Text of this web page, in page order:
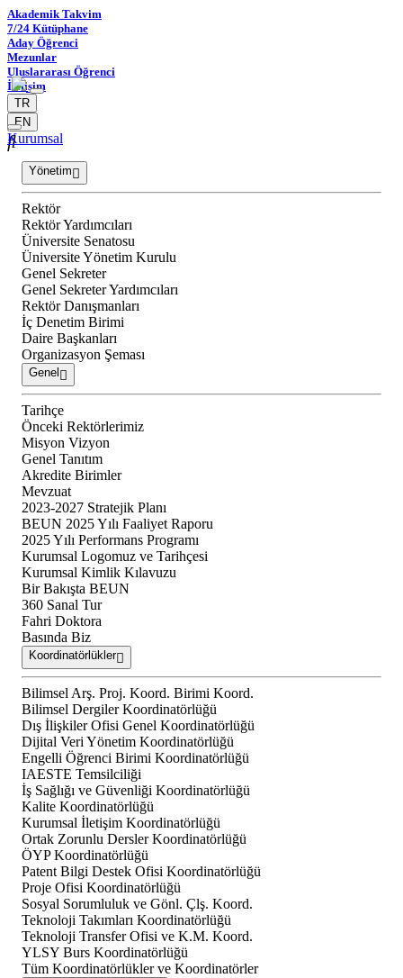
Akademik Takvim
7/24 Kütüphane
Aday Öğrenci
Mezunlar
Uluslararası Öğrenci
İletişim
TR
EN
Kurumsal
Yönetim
Rektör
Rektör Yardımcıları
Üniversite Senatosu
Üniversite Yönetim Kurulu
Genel Sekreter
Genel Sekreter Yardımcıları
Rektör Danışmanları
İç Denetim Birimi
Daire Başkanları
Organizasyon Şeması
Genel
Tarihçe
Önceki Rektörlerimiz
Misyon Vizyon
Genel Tanıtım
Akredite Birimler
Mevzuat
2023-2027 Stratejik Planı
BEUN 2025 Yılı Faaliyet Raporu
2025 Yılı Performans Programı
Kurumsal Logomuz ve Tarihçesi
Kurumsal Kimlik Kılavuzu
Bir Bakışta BEUN
360 Sanal Tur
Fahri Doktora
Basında Biz
Koordinatörlükler
Bilimsel Arş. Proj. Koord. Birimi Koord.
Bilimsel Dergiler Koordinatörlüğü
Dış İlişkiler Ofisi Genel Koordinatörlüğü
Dijital Veri Yönetim Koordinatörlüğü
Engelli Öğrenci Birimi Koordinatörlüğü
IAESTE Temsilciliği
İş Sağlığı ve Güvenliği Koordinatörlüğü
Kalite Koordinatörlüğü
Kurumsal İletişim Koordinatörlüğü
Ortak Zorunlu Dersler Koordinatörlüğü
ÖYP Koordinatörlüğü
Patent Bilgi Destek Ofisi Koordinatörlüğü
Proje Ofisi Koordinatörlüğü
Sosyal Sorumluluk ve Gönl. Çlş. Koord.
Teknoloji Takımları Koordinatörlüğü
Teknoloji Transfer Ofisi ve K.M. Koord.
YLSY Burs Koordinatörlüğü
Tüm Koordinatörlükler ve Koordinatörler